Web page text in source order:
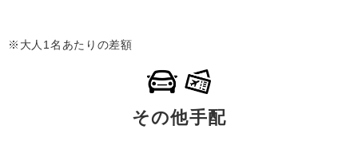
※大人1名あたりの差額
その他手配